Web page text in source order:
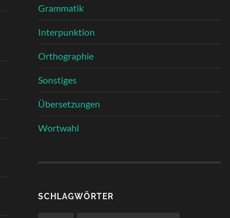
Grammatik
Interpunktion
Orthographie
Sonstiges
Übersetzungen
Wortwahl
SCHLAGWÖRTER